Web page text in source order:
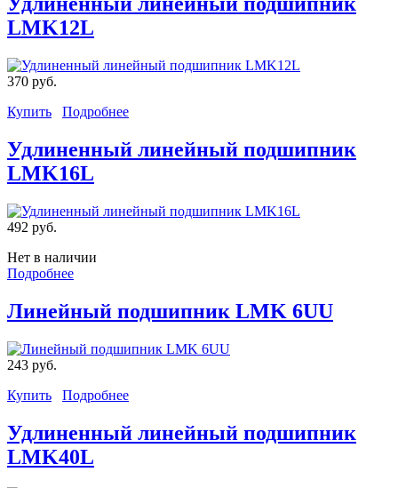
LMK12L
370 руб.
Купить
Подробнее
Удлиненный линейный подшипник
LMK16L
492 руб.
Нет в наличии
Подробнее
Линейный подшипник LMK 6UU
243 руб.
Купить
Подробнее
Удлиненный линейный подшипник
LMK40L